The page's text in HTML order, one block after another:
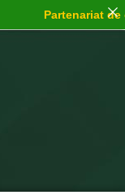
Partenariat de choc